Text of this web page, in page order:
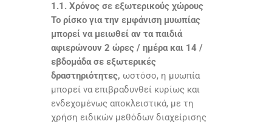
1.1. Χρόνος σε εξωτερικούς χώρους
Το ρίσκο για την εμφάνιση μυωπίας
μπορεί να μειωθεί αν τα παιδιά
αφιερώνουν 2 ώρες / ημέρα και 14 /
εβδομάδα σε εξωτερικές
δραστηριότητες, ωστόσο, η μυωπία
μπορεί να επιβραδυνθεί κυρίως και
ενδεχομένως αποκλειστικά, με τη
χρήση ειδικών μεθόδων διαχείρισης